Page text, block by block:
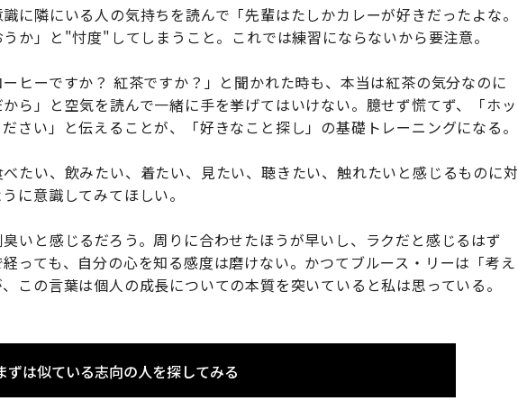
に隣にいる人の気持ちを読んで「先輩はたしかカレーが好きだったよな。
か」と"忖度"してしまうこと。これでは練習にならないから要注意。
ヒーですか？ 紅茶ですか？」と聞かれた時も、本当は紅茶の気分なのに
から」と空気を読んで一緒に手を挙げてはいけない。臆せず慌てず、「ホッ
さい」と伝えることが、「好きなこと探し」の基礎トレーニングになる。
たい、飲みたい、着たい、見たい、聴きたい、触れたいと感じるものに対
に意識してみてほしい。
いと感じるだろう。周りに合わせたほうが早いし、ラクだと感じるはず
っても、自分の心を知る感度は磨けない。かつてブルース・リーは「考え
この言葉は個人の成長についての本質を突いていると私は思っている。
ずは似ている志向の人を探してみる